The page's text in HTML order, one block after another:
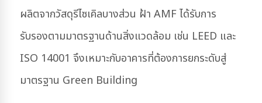
ผลิตจากวัสดุรีไซเคิลบางส่วน ฝ้า AMF ได้รับการ
รับรองตามมาตรฐานด้านสิ่งแวดล้อม เช่น LEED และ
ISO 14001 จึงเหมาะกับอาคารที่ต้องการยกระดับสู่
มาตรฐาน Green Building